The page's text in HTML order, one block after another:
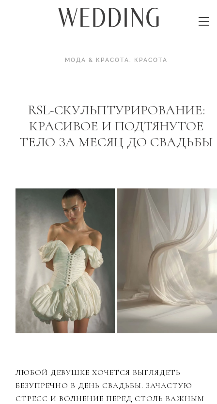
МОДА & КРАСОТА. КРАСОТА
RSL-СКУЛЬПТУРИРОВАНИЕ:
КРАСИВОЕ И ПОДТЯНУТОЕ
ТЕЛО ЗА МЕСЯЦ ДО СВАДЬБЫ
ЛЮБОЙ ДЕВУШКЕ ХОЧЕТСЯ ВЫГЛЯДЕТЬ
БЕЗУПРЕЧНО В ДЕНЬ СВАДЬБЫ. ЗАЧАСТУЮ
СТРЕСС И ВОЛНЕНИЕ ПЕРЕД СТОЛЬ ВАЖНЫМ